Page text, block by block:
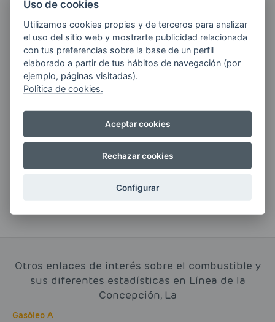
ENERGIAS por cualquier medio, incluido
electrónico.Más información
Si tienes alguna duda durante el
pedido escríbenos a:
contacto@clickgasoil.com
Otros enlaces de interés sobre el combustible y
sus diferentes estadísticas en Línea de la
Concepción, La
Gasóleo A
Uso de cookies
Utilizamos cookies propias y de terceros para analizar
el uso del sitio web y mostrarte publicidad relacionada
con tus preferencias sobre la base de un perfil
elaborado a partir de tus hábitos de navegación (por
ejemplo, páginas visitadas).
Política de cookies.
Aceptar cookies
Rechazar cookies
Configurar